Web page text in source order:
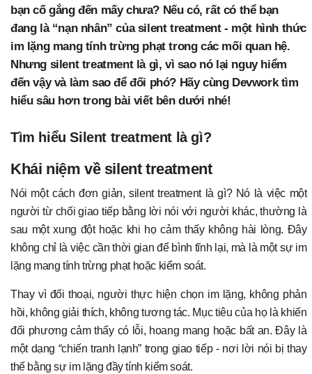
bạn cố gắng đến mấy chưa? Nếu có, rất có thể bạn
đang là “nạn nhân” của silent treatment - một hình thức
im lặng mang tính trừng phạt trong các mối quan hệ.
Nhưng silent treatment là gì, vì sao nó lại nguy hiểm
đến vậy và làm sao để đối phó? Hãy cùng Devwork tìm
hiểu sâu hơn trong bài viết bên dưới nhé!
Tìm hiểu Silent treatment là gì?
Khái niệm về silent treatment
Nói một cách đơn giản, silent treatment là gì? Nó là việc một
người từ chối giao tiếp bằng lời nói với người khác, thường là
sau một xung đột hoặc khi họ cảm thấy không hài lòng. Đây
không chỉ là việc cần thời gian để bình tĩnh lại, mà là một sự im
lặng mang tính trừng phạt hoặc kiểm soát.
Thay vì đối thoại, người thực hiện chọn im lặng, không phản
hồi, không giải thích, không tương tác. Mục tiêu của họ là khiến
đối phương cảm thấy có lỗi, hoang mang hoặc bất an. Đây là
một dạng “chiến tranh lạnh” trong giao tiếp - nơi lời nói bị thay
thế bằng sự im lặng đầy tính kiểm soát.